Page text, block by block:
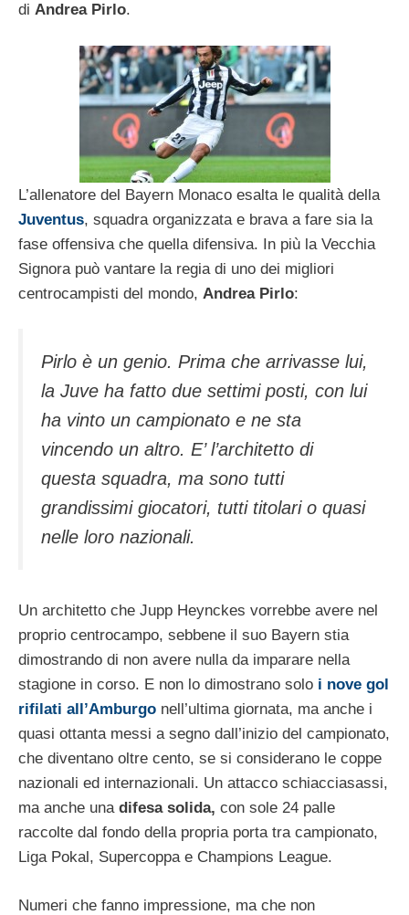
di Andrea Pirlo.
L’allenatore del Bayern Monaco esalta le qualità della
Juventus, squadra organizzata e brava a fare sia la
fase offensiva che quella difensiva. In più la Vecchia
Signora può vantare la regia di uno dei migliori
centrocampisti del mondo, Andrea Pirlo:
Pirlo è un genio. Prima che arrivasse lui,
la Juve ha fatto due settimi posti, con lui
ha vinto un campionato e ne sta
vincendo un altro. E’ l’architetto di
questa squadra, ma sono tutti
grandissimi giocatori, tutti titolari o quasi
nelle loro nazionali.
Un architetto che Jupp Heynckes vorrebbe avere nel
proprio centrocampo, sebbene il suo Bayern stia
dimostrando di non avere nulla da imparare nella
stagione in corso. E non lo dimostrano solo i nove gol
rifilati all’Amburgo nell’ultima giornata, ma anche i
quasi ottanta messi a segno dall’inizio del campionato,
che diventano oltre cento, se si considerano le coppe
nazionali ed internazionali. Un attacco schiacciasassi,
ma anche unadifesa solida, con sole 24 palle
raccolte dal fondo della propria porta tra campionato,
Liga Pokal, Supercoppa e Champions League.
Numeri che fanno impressione, ma che non